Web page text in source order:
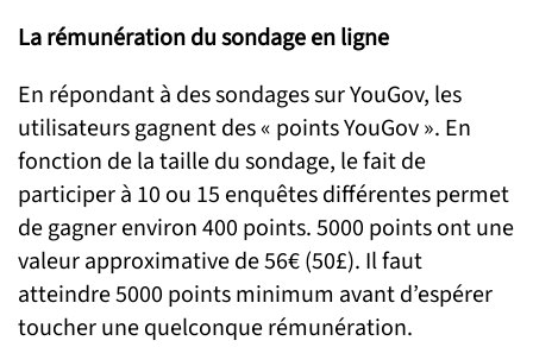
La rémunération du sondage en ligne
En répondant à des sondages sur YouGov, les
utilisateurs gagnent des « points YouGov ». En
fonction de la taille du sondage, le fait de
participer à 10 ou 15 enquêtes différentes permet
de gagner environ 400 points. 5000 points ont une
valeur approximative de 56€ (50£). Il faut
atteindre 5000 points minimum avant d’espérer
toucher une quelconque rémunération.